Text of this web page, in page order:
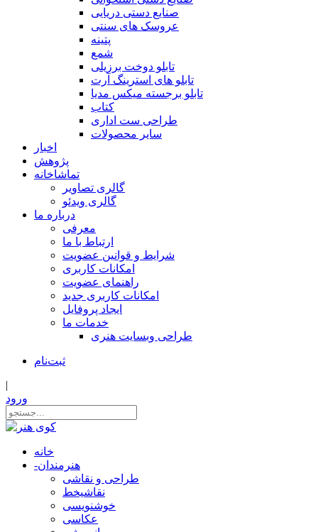
صنایع دستی دریایی
عروسک های سنتی
پتینه
شمع
تابلو دوخت برزیلی
تابلو های استرینگ آرت
تابلو برجسته میکس مدیا
کتاب
طراحی ست اداری
سایر محصولات
اخبار
پژوهش
تماشاخانه
گالری تصاویر
گالری ویدئو
درباره ما
معرفی
ارتباط با ما
شرایط و قوانین عضویت
امکانات کاربری
راهنمای عضویت
امکانات کاربری جدید
ایجاد پروفایل
خدمات ما
طراحی وبسایت هنری
ثبت‌نام
|
ورود
خانه
-هنرمندان
طراحی و نقاشی
نقاشیخط
خوشنویسی
عکاسی